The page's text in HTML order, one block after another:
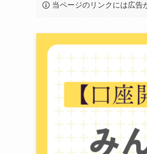
当ページのリンクには広告